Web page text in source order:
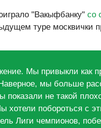
"Вакыфбанку" со
туре москвички
Мы привыкли как
мы больше
показали не такой
хотели побороться с
Лиги чемпионов,